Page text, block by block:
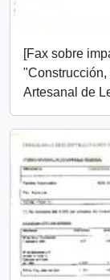
[Fax sobre
Artesanal de